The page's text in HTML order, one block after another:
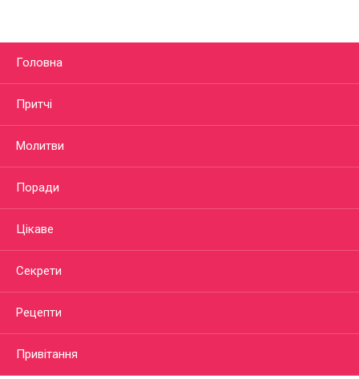
Головна
Притчі
Молитви
Поради
Цікаве
Секрети
Рецепти
Привітання